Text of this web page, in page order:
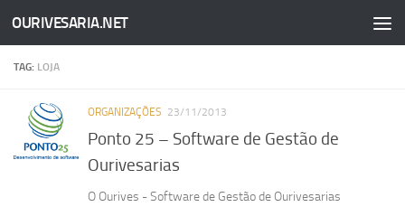
Skip to content
OURIVESARIA.NET
TAG: LOJA
ORGANIZAÇÕES 23/11/2013
Ponto 25 – Software de Gestão de
Ourivesarias
O Ourives - Software de Gestão de Ourivesarias